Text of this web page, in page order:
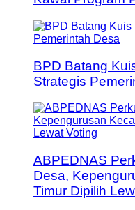
BPD Batang
Strategis
ABPEDNAS
Desa,
Timur Dipilih